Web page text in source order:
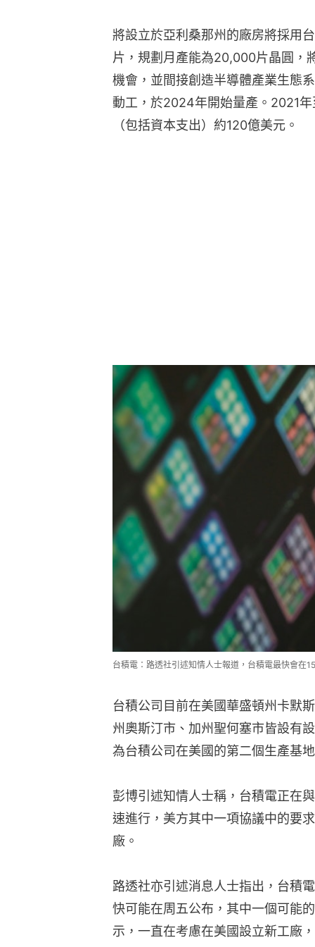
將設立於亞利桑那州的廠房將採用
片，規劃月產能為20,000片晶圓，
機會，並間接創造半導體產業生態
動工，於2024年開始量產。2021
（包括資本支出）約120億美元。
台積電：路透社引述知情人士報道，台積電最快會在
台積公司目前在美國華盛頓州卡默
州奧斯汀市、加州聖何塞市皆設有
為台積公司在美國的第二個生產基
彭博引述知情人士稱，台積電正在
速進行，美方其中一項協議中的要
廠。
路透社亦引述消息人士指出，台積
快可能在周五公布，其中一個可能
示，一直在考慮在美國設立新工廠